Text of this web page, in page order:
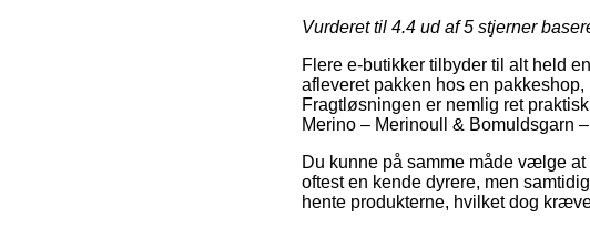
Vurderet til 4.4 ud af 5 stjerner
Flere e-butikker tilbyder til alt held
afleveret pakken hos en
Fragtløsningen er nemlig ret
Merino – Merinoull & Bomuldsgarn
Du kunne på samme måde vælge
oftest en kende dyrere, men
hente produkterne, hvilket dog